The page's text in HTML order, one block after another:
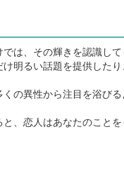
は、その輝きを認識して
明るい話題を提供したり
の異性から注目を浴びる
、恋人はあなたのことを